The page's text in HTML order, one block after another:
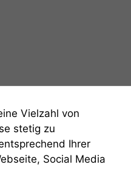
Vielzahl von
stetig zu
Ihrer
Social Media
wir
anonyme
statistische
Daten auf.